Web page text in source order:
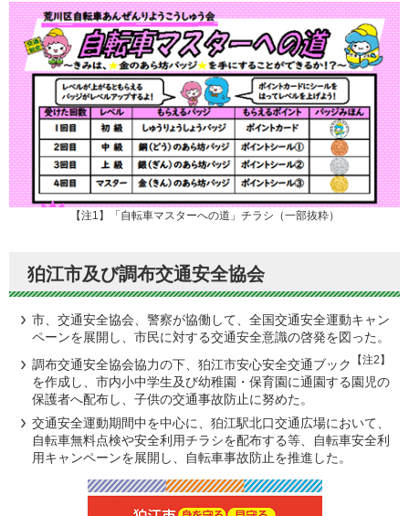
【注1】「自転車マスターへの道」チラシ（一部抜粋）
狛江市及び調布交通安全協会
市、交通安全協会、警察が協働して、全国交通安全運動キャン
ペーンを展開し、市民に対する交通安全意識の啓発を図った。
調布交通安全協会協力の下、狛江市安心安全交通ブック
【注2】
を作成し、市内小中学生及び幼稚園・保育園に通園する園児の
保護者へ配布し、子供の交通事故防止に努めた。
交通安全運動期間中を中心に、狛江駅北口交通広場において、
自転車無料点検や安全利用チラシを配布する等、自転車安全利
用キャンペーンを展開し、自転車事故防止を推進した。